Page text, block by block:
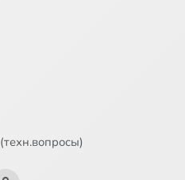
(техн.вопросы)